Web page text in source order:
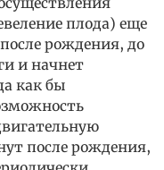
плода) еще
рождения, до
и начнет
как бы
после рождения,